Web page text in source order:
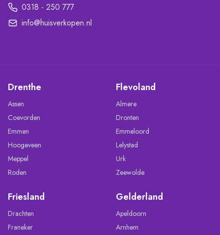
0318 - 250 777
info@huisverkopen.nl
Drenthe
Assen
Coevorden
Emmen
Hoogeveen
Meppel
Roden
Flevoland
Almere
Dronten
Emmeloord
Lelystad
Urk
Zeewolde
Friesland
Drachten
Franeker
Gelderland
Apeldoorn
Arnhem